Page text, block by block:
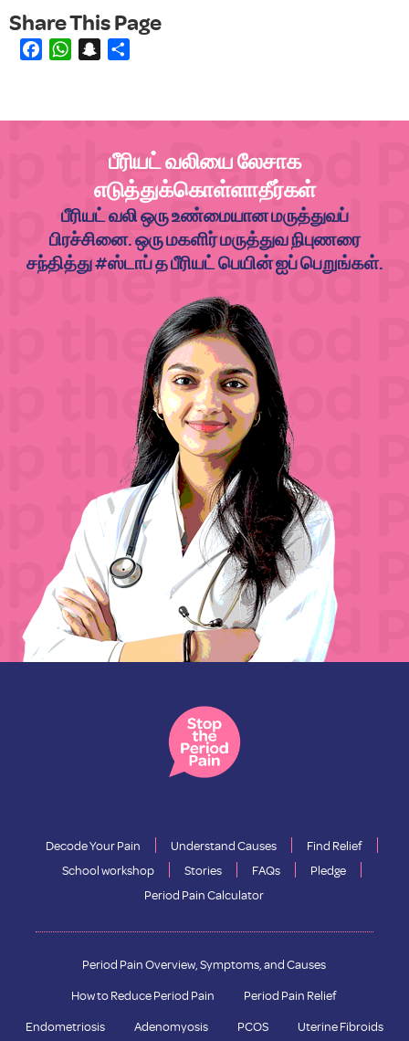
FacebookWhatsAppSnapchat
பீரியட் வலியை லேசாக
எடுத்துக்கொள்ளாதீர்கள்
பீரியட் வலி ஒரு உண்மையான மருத்துவப்
பிரச்சினை. ஒரு மகளிர் மருத்துவ நிபுணரை
சந்தித்து #ஸ்டாப் த பீரியட் பெயின் ஐப் பெறுங்கள்.
Decode Your Pain Understand Causes
Find Relief
School workshop
Stories FAQs
Pledge
Period Pain Calculator
Period Pain Overview, Symptoms, and Causes
How to Reduce Period Pain
Period Pain Relief
Endometriosis
Adenomyosis PCOS Uterine Fibroids